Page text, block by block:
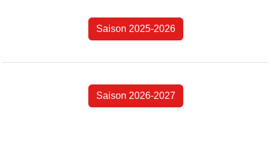
Saison 2025-2026
Saison 2026-2027